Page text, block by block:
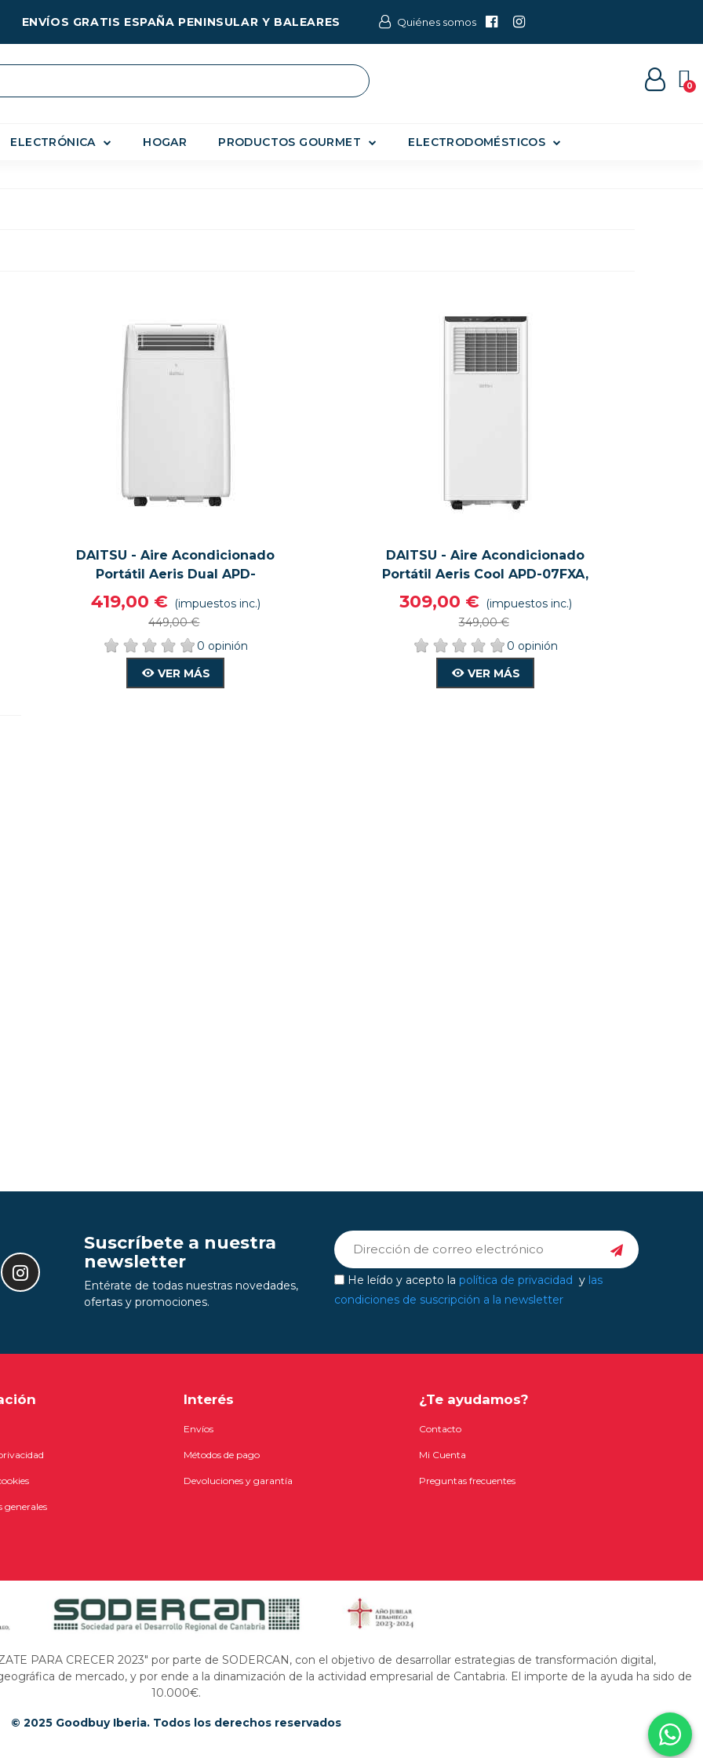
ENVÍOS GRATIS ESPAÑA PENINSULAR Y BALEARES Quiénes somos
ELECTRÓNICA HOGAR PRODUCTOS GOURMET ELECTRODOMÉSTICOS
VISTA RÁPIDA VER MÁS
DAITSU - Aire Acondicionado
Portátil Aeris Dual APD-
12FCXB, 4 Funciones (frío Y
Calor), Color Blanco
419,00 € (impuestos inc.)
449,00 €
0 opinión
VER MÁS
VISTA RÁPIDA VER MÁS
DAITSU - Aire Acondicionado
Portátil Aeris Cool APD-07FXA,
3 Funciones, Color Blanco
309,00 € (impuestos inc.)
349,00 €
0 opinión
VER MÁS
Suscríbete a nuestra
newsletter
Entérate de todas nuestras novedades,
ofertas y promociones.
He leído y acepto la política de privacidad y las
condiciones de suscripción a la newsletter
generales
Interés
Envíos
Métodos de pago
Devoluciones y garantía
¿Te ayudamos?
Contacto
Mi Cuenta
Preguntas frecuentes
PARA CRECER 2023" por parte de SODERCAN, con el objetivo de desarrollar estrategias de transformación digital,
de mercado, y por ende a la dinamización de la actividad empresarial de Cantabria. El importe de la ayuda ha sido de
10.000€.
© 2025 Goodbuy Iberia. Todos los derechos reservados